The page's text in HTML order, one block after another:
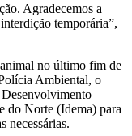
Agradecemos a
temporária”,
no último fim de
Ambiental, o
do Norte (Idema) para
necessárias.